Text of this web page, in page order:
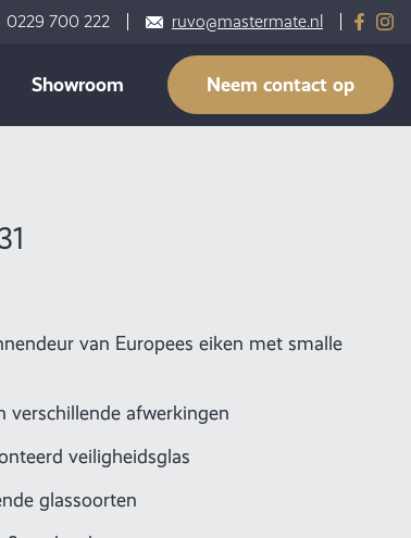
0229 700 222 ruvo@mastermate.nl
Showroom Neem contact op
van Europees eiken met smalle
verschillende afwerkingen
veiligheidsglas
glassoorten